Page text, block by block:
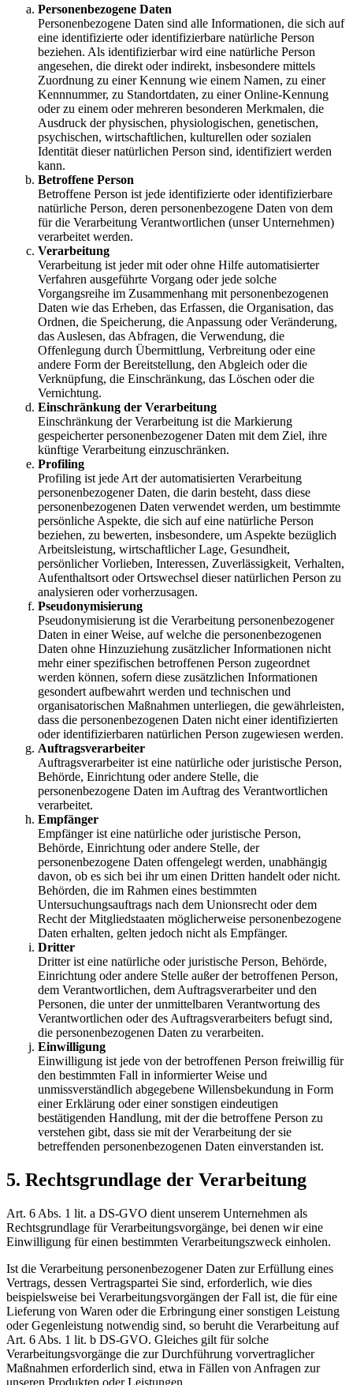
Personenbezogene Daten
Personenbezogene Daten sind alle Informationen, die sich auf
eine identifizierte oder identifizierbare natürliche Person
beziehen. Als identifizierbar wird eine natürliche Person
angesehen, die direkt oder indirekt, insbesondere mittels
Zuordnung zu einer Kennung wie einem Namen, zu einer
Kennnummer, zu Standortdaten, zu einer Online-Kennung
oder zu einem oder mehreren besonderen Merkmalen, die
Ausdruck der physischen, physiologischen, genetischen,
psychischen, wirtschaftlichen, kulturellen oder sozialen
Identität dieser natürlichen Person sind, identifiziert werden
kann.
Betroffene Person
Betroffene Person ist jede identifizierte oder identifizierbare
natürliche Person, deren personenbezogene Daten von dem
für die Verarbeitung Verantwortlichen (unser Unternehmen)
verarbeitet werden.
Verarbeitung
Verarbeitung ist jeder mit oder ohne Hilfe automatisierter
Verfahren ausgeführte Vorgang oder jede solche
Vorgangsreihe im Zusammenhang mit personenbezogenen
Daten wie das Erheben, das Erfassen, die Organisation, das
Ordnen, die Speicherung, die Anpassung oder Veränderung,
das Auslesen, das Abfragen, die Verwendung, die
Offenlegung durch Übermittlung, Verbreitung oder eine
andere Form der Bereitstellung, den Abgleich oder die
Verknüpfung, die Einschränkung, das Löschen oder die
Vernichtung.
Einschränkung der Verarbeitung
Einschränkung der Verarbeitung ist die Markierung
gespeicherter personenbezogener Daten mit dem Ziel, ihre
künftige Verarbeitung einzuschränken.
Profiling
Profiling ist jede Art der automatisierten Verarbeitung
personenbezogener Daten, die darin besteht, dass diese
personenbezogenen Daten verwendet werden, um bestimmte
persönliche Aspekte, die sich auf eine natürliche Person
beziehen, zu bewerten, insbesondere, um Aspekte bezüglich
Arbeitsleistung, wirtschaftlicher Lage, Gesundheit,
persönlicher Vorlieben, Interessen, Zuverlässigkeit, Verhalten,
Aufenthaltsort oder Ortswechsel dieser natürlichen Person zu
analysieren oder vorherzusagen.
Pseudonymisierung
Pseudonymisierung ist die Verarbeitung personenbezogener
Daten in einer Weise, auf welche die personenbezogenen
Daten ohne Hinzuziehung zusätzlicher Informationen nicht
mehr einer spezifischen betroffenen Person zugeordnet
werden können, sofern diese zusätzlichen Informationen
gesondert aufbewahrt werden und technischen und
organisatorischen Maßnahmen unterliegen, die gewährleisten,
dass die personenbezogenen Daten nicht einer identifizierten
oder identifizierbaren natürlichen Person zugewiesen werden.
Auftragsverarbeiter
Auftragsverarbeiter ist eine natürliche oder juristische Person,
Behörde, Einrichtung oder andere Stelle, die
personenbezogene Daten im Auftrag des Verantwortlichen
verarbeitet.
Empfänger
Empfänger ist eine natürliche oder juristische Person,
Behörde, Einrichtung oder andere Stelle, der
personenbezogene Daten offengelegt werden, unabhängig
davon, ob es sich bei ihr um einen Dritten handelt oder nicht.
Behörden, die im Rahmen eines bestimmten
Untersuchungsauftrags nach dem Unionsrecht oder dem
Recht der Mitgliedstaaten möglicherweise personenbezogene
Daten erhalten, gelten jedoch nicht als Empfänger.
Dritter
Dritter ist eine natürliche oder juristische Person, Behörde,
Einrichtung oder andere Stelle außer der betroffenen Person,
dem Verantwortlichen, dem Auftragsverarbeiter und den
Personen, die unter der unmittelbaren Verantwortung des
Verantwortlichen oder des Auftragsverarbeiters befugt sind,
die personenbezogenen Daten zu verarbeiten.
Einwilligung
Einwilligung ist jede von der betroffenen Person freiwillig für
den bestimmten Fall in informierter Weise und
unmissverständlich abgegebene Willensbekundung in Form
einer Erklärung oder einer sonstigen eindeutigen
bestätigenden Handlung, mit der die betroffene Person zu
verstehen gibt, dass sie mit der Verarbeitung der sie
betreffenden personenbezogenen Daten einverstanden ist.
5. Rechtsgrundlage der Verarbeitung
Art. 6 Abs. 1 lit. a DS-GVO dient unserem Unternehmen als
Rechtsgrundlage für Verarbeitungsvorgänge, bei denen wir eine
Einwilligung für einen bestimmten Verarbeitungszweck einholen.
Ist die Verarbeitung personenbezogener Daten zur Erfüllung eines
Vertrags, dessen Vertragspartei Sie sind, erforderlich, wie dies
beispielsweise bei Verarbeitungsvorgängen der Fall ist, die für eine
Lieferung von Waren oder die Erbringung einer sonstigen Leistung
oder Gegenleistung notwendig sind, so beruht die Verarbeitung auf
Art. 6 Abs. 1 lit. b DS-GVO. Gleiches gilt für solche
Verarbeitungsvorgänge die zur Durchführung vorvertraglicher
Maßnahmen erforderlich sind, etwa in Fällen von Anfragen zur